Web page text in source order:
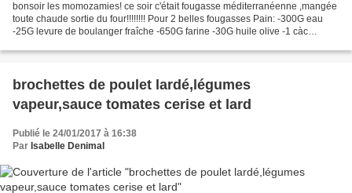
bonsoir les momozamies! ce soir c'était fougasse méditerranéenne ,mangée
toute chaude sortie du four!!!!!!!! Pour 2 belles fougasses Pain: -300G eau
-25G levure de boulanger fraîche -650G farine -30G huile olive -1 càc
brochettes de poulet lardé,légumes
vapeur,sauce tomates cerise et lard
Publié le 24/01/2017 à 16:38
Par Isabelle Denimal